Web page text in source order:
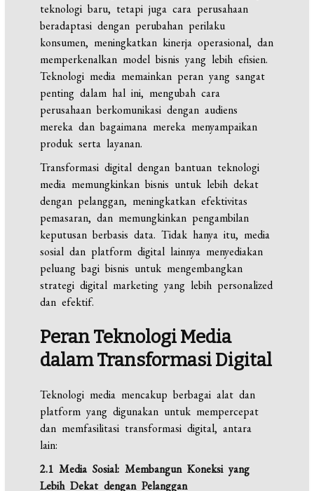
teknologi baru, tetapi juga cara perusahaan
beradaptasi dengan perubahan perilaku
konsumen, meningkatkan kinerja operasional, dan
memperkenalkan model bisnis yang lebih efisien.
Teknologi media memainkan peran yang sangat
penting dalam hal ini, mengubah cara
perusahaan berkomunikasi dengan audiens
mereka dan bagaimana mereka menyampaikan
produk serta layanan.
Transformasi digital dengan bantuan teknologi
media memungkinkan bisnis untuk lebih dekat
dengan pelanggan, meningkatkan efektivitas
pemasaran, dan memungkinkan pengambilan
keputusan berbasis data. Tidak hanya itu, media
sosial dan platform digital lainnya menyediakan
peluang bagi bisnis untuk mengembangkan
strategi digital marketing yang lebih personalized
dan efektif.
Peran Teknologi Media
dalam Transformasi Digital
Teknologi media mencakup berbagai alat dan
platform yang digunakan untuk mempercepat
dan memfasilitasi transformasi digital, antara
lain:
2.1 Media Sosial: Membangun Koneksi yang
Lebih Dekat dengan Pelanggan